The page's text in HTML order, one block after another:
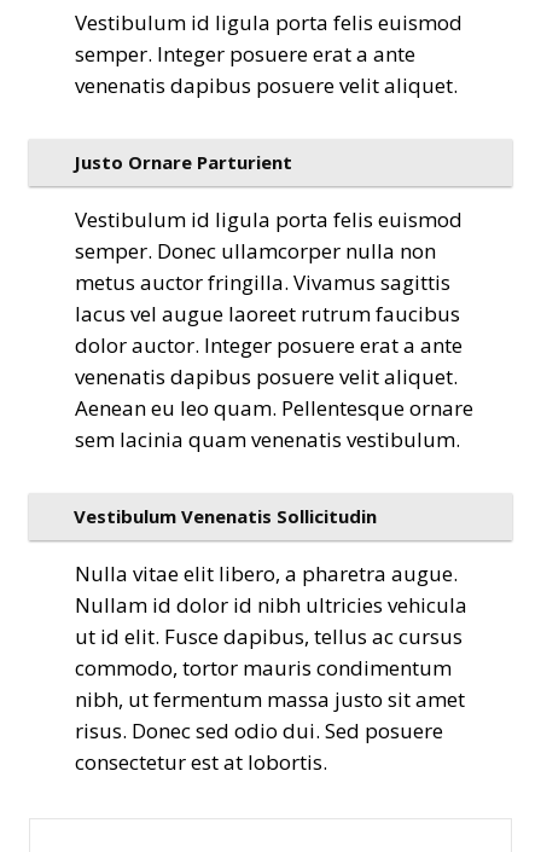
Vestibulum id ligula porta felis euismod
semper. Integer posuere erat a ante
venenatis dapibus posuere velit aliquet.
Justo Ornare Parturient
Vestibulum id ligula porta felis euismod
semper. Donec ullamcorper nulla non
metus auctor fringilla. Vivamus sagittis
lacus vel augue laoreet rutrum faucibus
dolor auctor. Integer posuere erat a ante
venenatis dapibus posuere velit aliquet.
Aenean eu leo quam. Pellentesque ornare
sem lacinia quam venenatis vestibulum.
Vestibulum Venenatis Sollicitudin
Nulla vitae elit libero, a pharetra augue.
Nullam id dolor id nibh ultricies vehicula
ut id elit. Fusce dapibus, tellus ac cursus
commodo, tortor mauris condimentum
nibh, ut fermentum massa justo sit amet
risus. Donec sed odio dui. Sed posuere
consectetur est at lobortis.